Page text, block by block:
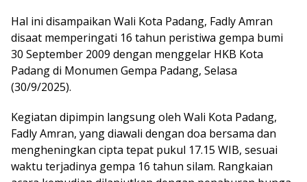
Hal ini disampaikan Wali Kota Padang, Fadly Amran
disaat memperingati 16 tahun peristiwa gempa bumi
30 September 2009 dengan menggelar HKB Kota
Padang di Monumen Gempa Padang, Selasa
(30/9/2025).
Kegiatan dipimpin langsung oleh Wali Kota Padang,
Fadly Amran, yang diawali dengan doa bersama dan
mengheningkan cipta tepat pukul 17.15 WIB, sesuai
waktu terjadinya gempa 16 tahun silam. Rangkaian